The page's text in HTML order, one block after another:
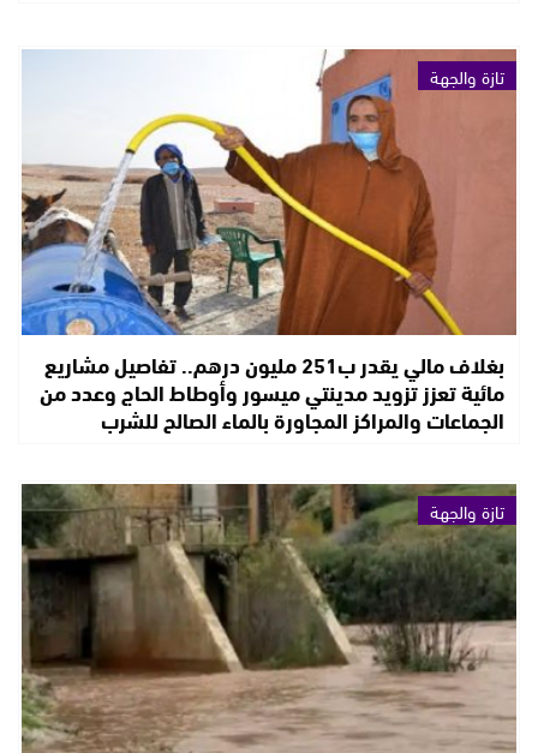
تازة والجهة
بغلاف مالي يقدر ب251 مليون درهم.. تفاصيل مشاريع
مائية تعزز تزويد مدينتي ميسور وأوطاط الحاج وعدد من
الجماعات والمراكز المجاورة بالماء الصالح للشرب
تازة والجهة